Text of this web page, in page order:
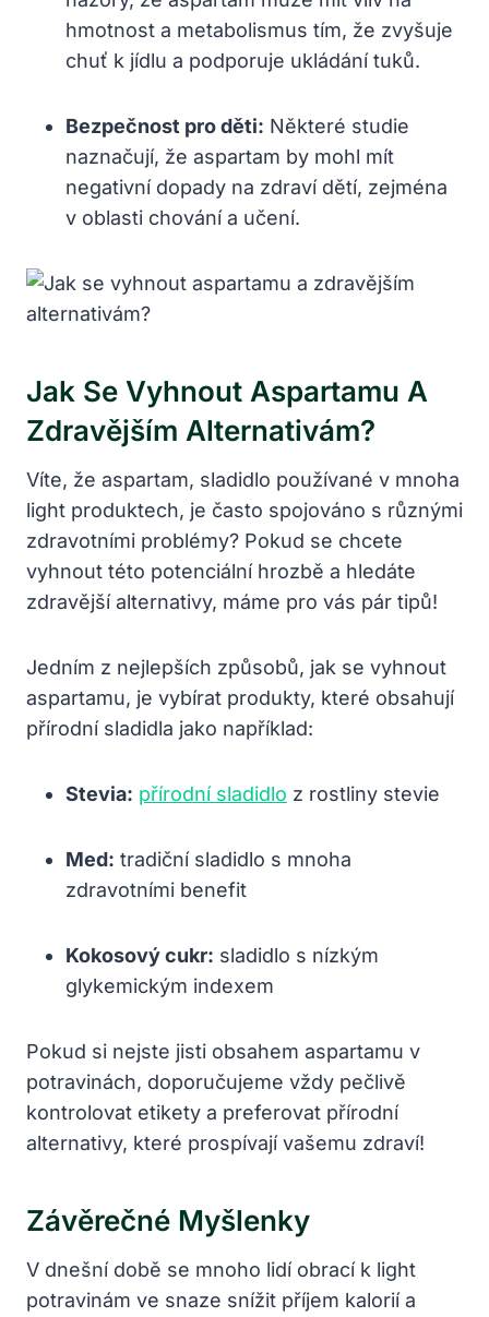
hmotnost a metabolismus tím, že zvyšuje
chuť k jídlu a podporuje ukládání tuků.
Bezpečnost pro děti: Některé studie
naznačují, že aspartam by mohl mít
negativní dopady na zdraví dětí, zejména
v oblasti chování a učení.
Jak Se Vyhnout Aspartamu A
Zdravějším Alternativám?
Víte, že aspartam, sladidlo používané v mnoha
light produktech, je často spojováno s různými
zdravotními problémy? Pokud se chcete
vyhnout této potenciální hrozbě a hledáte
zdravější alternativy, máme pro vás pár tipů!
Jedním z nejlepších způsobů, jak se vyhnout
aspartamu, je vybírat produkty, které obsahují
přírodní sladidla jako například:
Stevia: přírodní sladidlo z rostliny stevie
Med: tradiční sladidlo s mnoha
zdravotními benefit
Kokosový cukr: sladidlo s nízkým
glykemickým indexem
Pokud si nejste jisti obsahem aspartamu v
potravinách, doporučujeme vždy pečlivě
kontrolovat etikety a preferovat přírodní
alternativy, které prospívají vašemu zdraví!
Závěrečné Myšlenky
V dnešní době se mnoho lidí obrací k light
potravinám ve snaze snížit příjem kalorií a